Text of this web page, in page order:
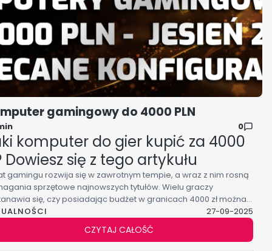
27-09-2025
gamingowy do 4000 PLN
komputer do gier kupić za 4000
Dowiesz się z tego artykułu
gamingu rozwija się w zawrotnym tempie, a wraz z nim rosną
sprzętowe najnowszych tytułów. Wielu graczy
się, czy posiadając budżet w granicach 4000 zł można
komputer, który sprosta współczesnym produkcjom i
płynną rozgrywkę w wysokiej jakości. Okazuje się, że przy
doborze podzespołów – jak najbardziej! W tym
CZYTAJ CAŁOŚĆ
0